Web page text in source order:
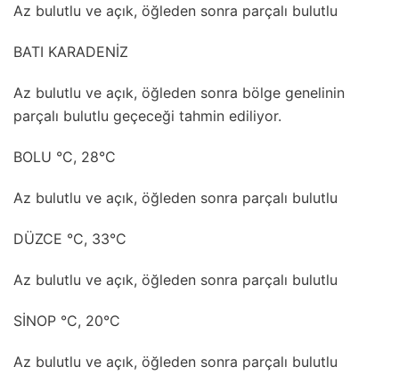
Az bulutlu ve açık, öğleden sonra parçalı bulutlu
BATI KARADENİZ
Az bulutlu ve açık, öğleden sonra bölge genelinin
parçalı bulutlu geçeceği tahmin ediliyor.
BOLU °C, 28°C
Az bulutlu ve açık, öğleden sonra parçalı bulutlu
DÜZCE °C, 33°C
Az bulutlu ve açık, öğleden sonra parçalı bulutlu
SİNOP °C, 20°C
Az bulutlu ve açık, öğleden sonra parçalı bulutlu